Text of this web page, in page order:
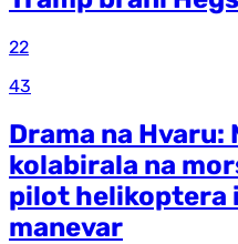
22
43
Drama na Hvaru:
kolabirala na
pilot helikoptera
manevar